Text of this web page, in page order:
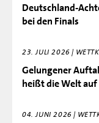
Deutschland-
bei den Finals
23. JULI 2026 |
Gelungener
heißt die Welt
04. JUNI 2026 |